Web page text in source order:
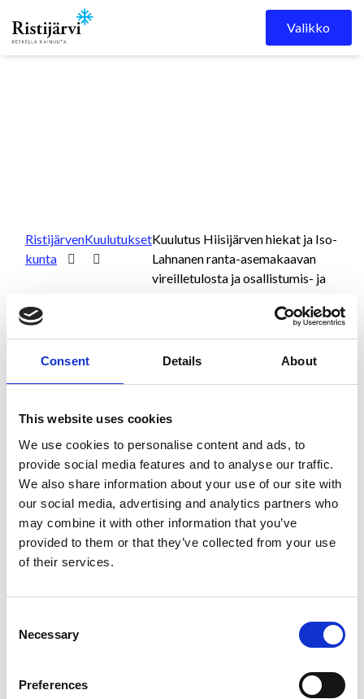
Consent Details About
This website uses cookies
We use cookies to personalise content and ads, to
provide social media features and to analyse our traffic.
We also share information about your use of our site with
our social media, advertising and analytics partners who
may combine it with other information that you’ve
provided to them or that they’ve collected from your use
of their services.
Selection
Necessary
Preferences
Skip to content
Valikko
Ristijärven
kunta
KuulutuksetKuulutus Hiisijärven hiekat ja Iso-
Lahnanen ranta-asemakaavan
vireilletulosta ja osallistumis- ja
Kuulutus Hiisijärven
hiekat ja Iso-Lahnanen
ranta-asemakaavan
vireilletulosta ja
osallistumis- ja
arviointisuunnitelman
nähtäville
asettamisesta.
KUULUTUS JA MATERIAALIT